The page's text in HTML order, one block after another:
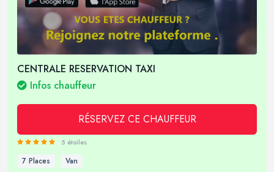
CENTRALE RESERVATION TAXI
Infos chauffeur
RÉSERVEZ CE CHAUFFEUR
5 étoiles
7 Places Van